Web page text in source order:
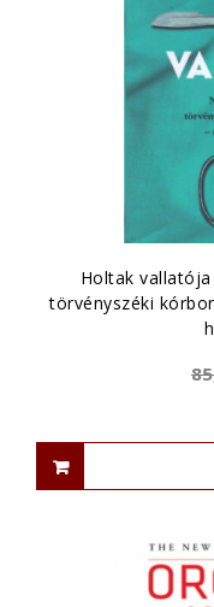
Holtak
törvényszéki